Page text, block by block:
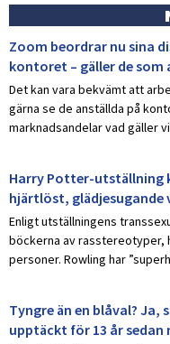
Zoom beordrar nu sina
kontoret – gäller de
Det kan vara bekvämt att
gärna se de anställda på
marknadsandelar vad gäller
Harry Potter-utställning
hjärtlöst, glädjesugande
Enligt utställningens
böckerna av rasstereotyper,
personer. Rowling har
Tyngre än en blåval? Ja,
upptäckt för 13 år sedan